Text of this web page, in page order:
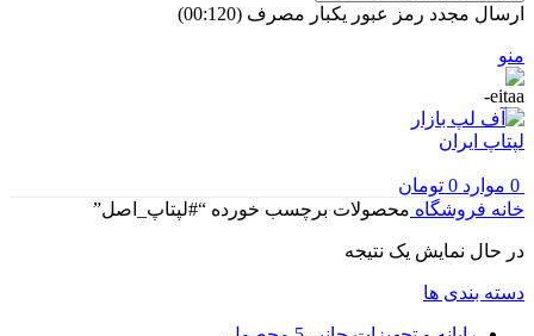
ارسال مجدد رمز عبور یکبار مصرف (00:
120
)
منو
0 موارد 0 تومان
خانه فروشگاه محصولات برچسب خورده “#لپتاپ_اصل”
در حال نمایش یک نتیجه
دسته بندی ها